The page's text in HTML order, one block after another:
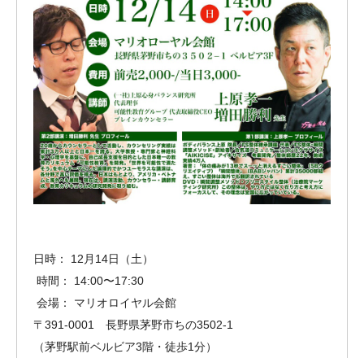
日時： 12月14日（土）
時間： 14:00〜17:30
会場： マリオロイヤル会館
〒391-0001 長野県茅野市ちの3502-1
（茅野駅前ベルビア3階・徒歩1分）